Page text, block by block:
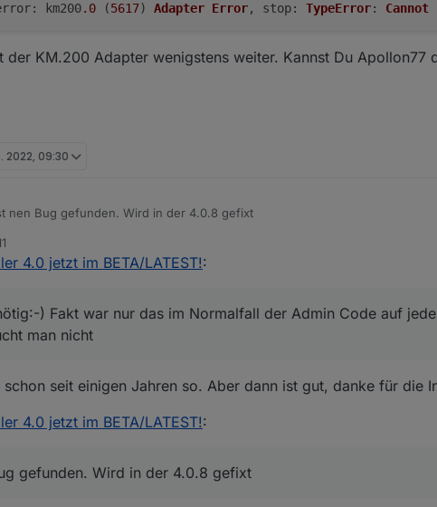
: km200.0 (5617) Adapter Error, stop: TypeError: Cannot
KM.200 Adapter wenigstens weiter. Kannst Du Apollon77
2022, 09:30
nen Bug gefunden. Wird in der 4.0.8 gefixt
4.0 jetzt im BETA/LATEST!:
) Fakt war nur das im Normalfall der Admin Code auf
man nicht
seit einigen Jahren so. Aber dann ist gut, danke für die
4.0 jetzt im BETA/LATEST!:
gefunden. Wird in der 4.0.8 gefixt